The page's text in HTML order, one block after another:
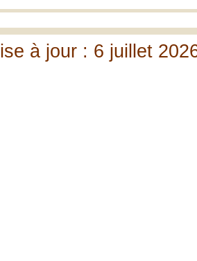
à jour : 6 juillet